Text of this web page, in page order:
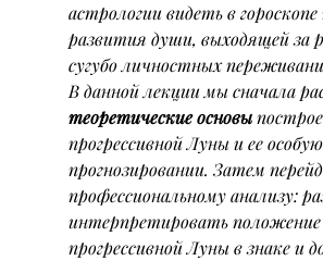
астрологии видеть в
развития души, выходящей за
сугубо личностных
В данной лекции мы сначала
теоретические основы
прогрессивной Луны и ее
прогнозировании. Затем
профессиональному анализу:
интерпретировать положение
прогрессивной Луны в знаке и